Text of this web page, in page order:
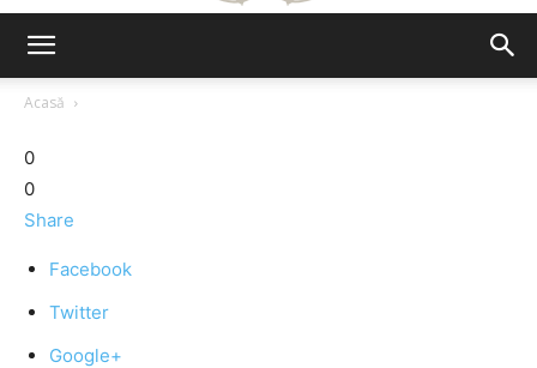
Acasă
0
0
Share
Facebook
Twitter
Google+